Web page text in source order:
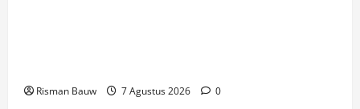
Risman Bauw 7 Agustus 2026 0